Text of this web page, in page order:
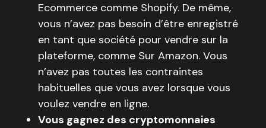
Ecommerce comme Shopify. De même,
vous n’avez pas besoin d’être enregistré
en tant que société pour vendre sur la
plateforme, comme Sur Amazon. Vous
n’avez pas toutes les contraintes
habituelles que vous avez lorsque vous
voulez vendre en ligne.
Vous gagnez des cryptomonnaies